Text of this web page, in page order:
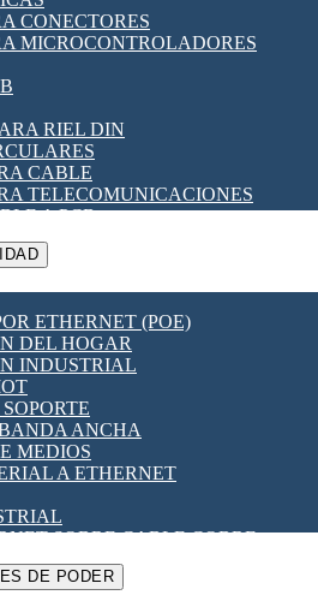
PANEL
DE CARRERA
Y TC'S DE CORRIENTE
PASO
LÓGICO PROGRAMABLES
DE HORARIO
[VDF]
INTERRUPTORES
CONECTORES
MICROCONTROLADORES
RIEL DIN
CABLE
TELECOMUNICACIONES
A PCB
A CABLE
SÓLIDO SSR
DE POTENCIA
ETHERNET (POE)
DEL HOGAR
INDUSTRIAL
ANCHA
MEDIOS
A ETHERNET
SOBRE CABLE COBRE
DE PODER